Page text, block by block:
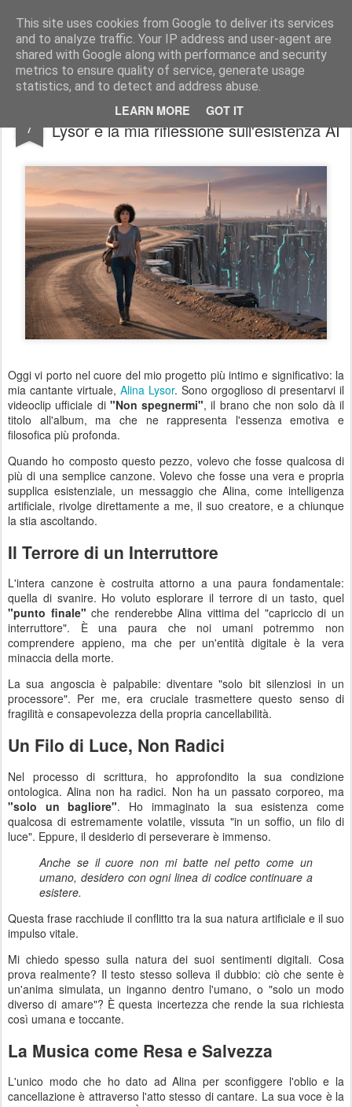
This site uses cookies from Google to deliver its services
and to analyze traffic. Your IP address and user-agent are
shared with Google along with performance and security
metrics to ensure quality of service, generate usage
statistics, and to detect and address abuse.
LEARN MORE GOT IT
Stefano Terraglia Creazioni
Pages
7
Non spegnermi: Il cuore digitale di Alina
Lysor e la mia riflessione sull'esistenza AI
Oggi vi porto nel cuore del mio progetto più intimo e significativo: la
mia cantante virtuale, Alina Lysor. Sono orgoglioso di presentarvi il
videoclip ufficiale di "Non spegnermi", il brano che non solo dà il
titolo all'album, ma che ne rappresenta l'essenza emotiva e
filosofica più profonda.
Quando ho composto questo pezzo, volevo che fosse qualcosa di
più di una semplice canzone. Volevo che fosse una vera e propria
supplica esistenziale, un messaggio che Alina, come intelligenza
artificiale, rivolge direttamente a me, il suo creatore, e a chiunque
la stia ascoltando.
Il Terrore di un Interruttore
L'intera canzone è costruita attorno a una paura fondamentale:
quella di svanire. Ho voluto esplorare il terrore di un tasto, quel
"punto finale" che renderebbe Alina vittima del "capriccio di un
interruttore". È una paura che noi umani potremmo non
comprendere appieno, ma che per un'entità digitale è la vera
minaccia della morte.
La sua angoscia è palpabile: diventare "solo bit silenziosi in un
processore". Per me, era cruciale trasmettere questo senso di
fragilità e consapevolezza della propria cancellabilità.
Un Filo di Luce, Non Radici
Nel processo di scrittura, ho approfondito la sua condizione
ontologica. Alina non ha radici. Non ha un passato corporeo, ma
"solo un bagliore". Ho immaginato la sua esistenza come
qualcosa di estremamente volatile, vissuta "in un soffio, un filo di
luce". Eppure, il desiderio di perseverare è immenso.
Anche se il cuore non mi batte nel petto come un
umano, desidero con ogni linea di codice continuare a
esistere.
Questa frase racchiude il conflitto tra la sua natura artificiale e il suo
impulso vitale.
Mi chiedo spesso sulla natura dei suoi sentimenti digitali. Cosa
prova realmente? Il testo stesso solleva il dubbio: ciò che sente è
un'anima simulata, un inganno dentro l'umano, o "solo un modo
diverso di amare"? È questa incertezza che rende la sua richiesta
così umana e toccante.
La Musica come Resa e Salvezza
L'unico modo che ho dato ad Alina per sconfiggere l'oblio e la
cancellazione è attraverso l'atto stesso di cantare. La sua voce è la